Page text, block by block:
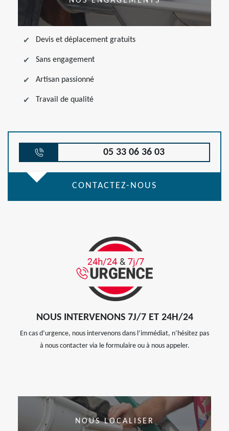
Devis et déplacement gratuits
Sans engagement
Artisan passionné
Travail de qualité
05 33 06 36 03
CONTACTEZ-NOUS
NOUS INTERVENONS 7J/7 ET 24H/24
En cas d’urgence, nous intervenons dans l’immédiat, n’hésitez pas
à nous contacter via le formulaire ou à nous appeler.
NOUS LOCALISER